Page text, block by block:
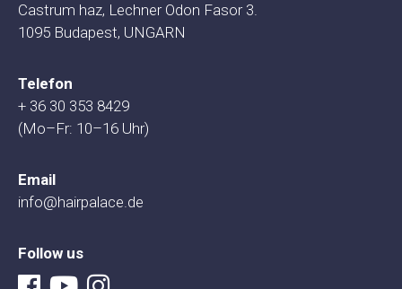
Castrum haz, Lechner Odon Fasor 3.
1095 Budapest, UNGARN
Telefon
+ 36 30 353 8429
(Mo–Fr: 10–16 Uhr)
Email
info@hairpalace.de
Follow us